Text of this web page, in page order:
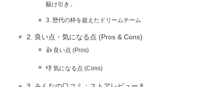
駆け引き」
3. 歴代の枠を超えたドリームチーム
2. 良い点・気になる点 (Pros & Cons)
👍 良い点 (Pros)
👎 気になる点 (Cons)